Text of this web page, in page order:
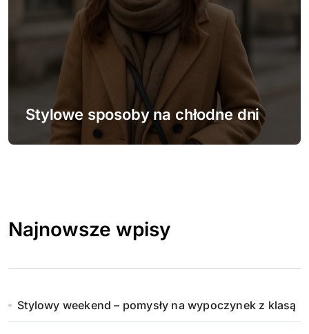
Stylowe sposoby na chłodne dni
Najnowsze wpisy
Stylowy weekend – pomysły na wypoczynek z klasą